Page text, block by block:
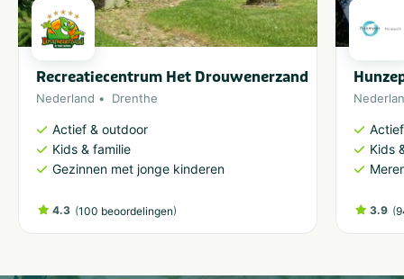
Recreatiecentrum Het Drouwenerzand
Nederland Drenthe
Actief & outdoor
Kids & familie
Gezinnen met jonge kinderen
4.3 (100 beoordelingen)
Kids
3.9 (